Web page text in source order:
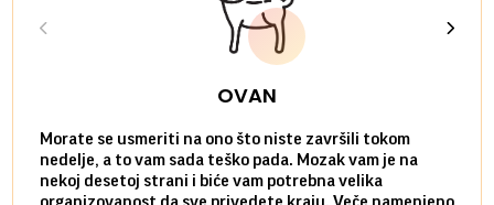
OVAN
Morate se usmeriti na ono što niste završili tokom
nedelje, a to vam sada teško pada. Mozak vam je na
nekoj desetoj strani i biće vam potrebna velika
organizovanost da sve privedete kraju. Veče namenjeno